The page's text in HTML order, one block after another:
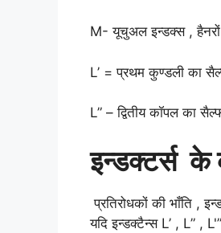
M- यूचुअल इन्डक्स ,
L’ = प्रथम कुण्डली का
L” – द्वितीय कॉपल का
इन्डक्टर्स
प्रतिरोधकों की भाँति ,
यदि इन्डक्टैन्स L’ , L” ,